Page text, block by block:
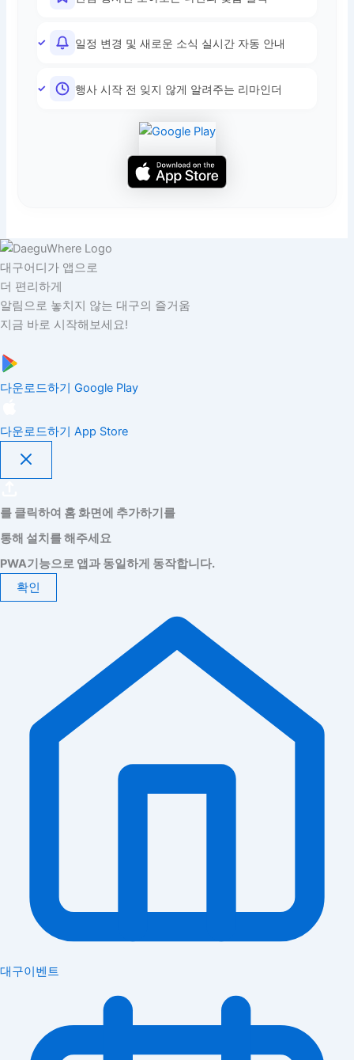
일정 변경 및 새로운 소식 실시간 자동 안내
행사 시작 전 잊지 않게 알려주는 리마인더
대구어디가 앱으로
더 편리하게
알림으로 놓치지 않는 대구의 즐거움
지금 바로 시작해보세요!
다운로드하기 Google Play
다운로드하기 App Store
를 클릭하여 홈 화면에 추가하기를
통해 설치를 해주세요
PWA기능으로 앱과 동일하게 동작합니다.
확인
대구이벤트